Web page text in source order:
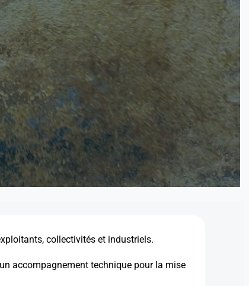
collectivités et industriels.
accompagnement technique pour la mise